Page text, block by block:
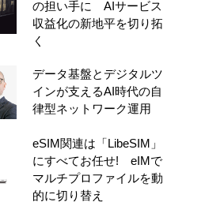
の担い手に AIサービス
収益化の新地平を切り拓
く
データ基盤とデジタルツ
インが支えるAI時代の自
律型ネットワーク運用
eSIM関連は「LibeSIM」
にすべてお任せ! eIMで
マルチプロファイルを動
的に切り替え